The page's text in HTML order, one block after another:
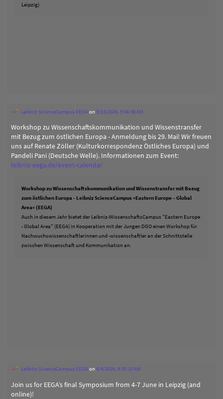
Leipzig)
Leibniz ScienceCampus EEGAon5/14/2024, 5:46:48 AM
Workshop zu Wissenschaftskommunikation und Wissenstransfer
mit Bezug zum östlichen Europa - Anmeldung bis 29. Mai! Wir freuen
uns auf Renate Zöller (Kulturkorrespondenz Östliches Europa) und
Pandeli Pani (Deutsche Welle). Informationen zum Event:
leibniz-eega.de/event-calendar
Workshop zu Wissenschaftskommunikation und Wissenstransfer mit Bezug
zum östlichen Europa - Leibniz ScienceCampus »Eastern Europe – Global
Area« (EEGA)
Auch in diesem Jahr bietet der Leibniz-WissenschaftsCampus "Eastern Europe
- Global Area" (EEGA) in Kooperation mit der Jungen DGO einen Workshop für
Nachwuchswissenschaftlerinnen und -wissenschaftler an der Schnittstelle
zwischen Wissenschaft und Kommunikation an.
Leibniz ScienceCampus EEGAon4/4/2024, 8:33:10 AM
Join us for EEGA’s final Symposium from 4-7 June in Leipzig (and
online)!